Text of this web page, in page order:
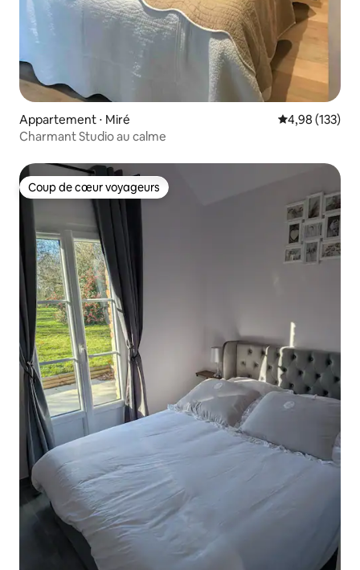
Appartement ⋅ Miré Évaluation
4,98 (133)
Charmant Studio au calme
Coup de cœur voyageurs
Coup de cœur voyageurs